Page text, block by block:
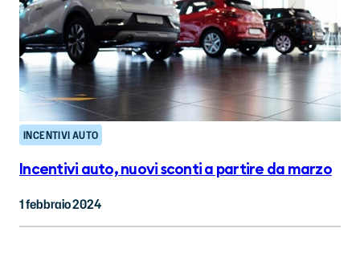
INCENTIVI AUTO
Incentivi auto, nuovi sconti a partire da marzo
1 febbraio 2024